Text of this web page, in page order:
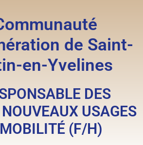
de Saint-
en-Yvelines
DES
USAGES
(F/H)